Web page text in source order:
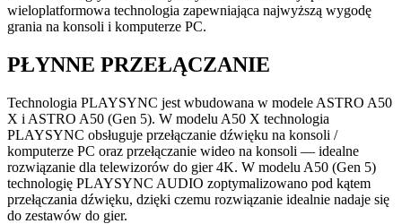
wieloplatformowa technologia zapewniająca najwyższą wygodę
grania na konsoli i komputerze PC.
PŁYNNE PRZEŁĄCZANIE
Technologia PLAYSYNC jest wbudowana w modele ASTRO A50
X i ASTRO A50 (Gen 5). W modelu A50 X technologia
PLAYSYNC obsługuje przełączanie dźwięku na konsoli /
komputerze PC oraz przełączanie wideo na konsoli — idealne
rozwiązanie dla telewizorów do gier 4K. W modelu A50 (Gen 5)
technologię PLAYSYNC AUDIO zoptymalizowano pod kątem
przełączania dźwięku, dzięki czemu rozwiązanie idealnie nadaje się
do zestawów do gier.